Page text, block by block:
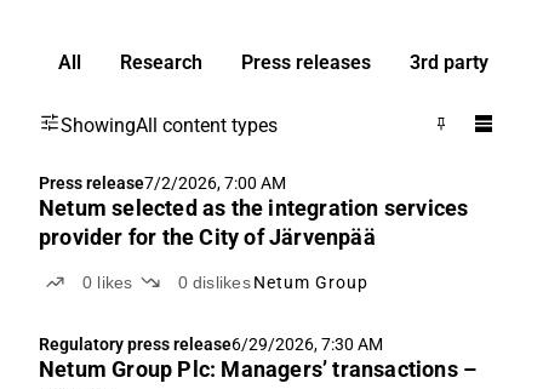
All Research Press releases 3rd party
ShowingAll content types
Press release7/2/2026, 7:00 AM
Netum selected as the integration services
provider for the City of Järvenpää
0 likes 0 dislikes Netum Group
Regulatory press release6/29/2026, 7:30 AM
Netum Group Plc: Managers’ transactions –